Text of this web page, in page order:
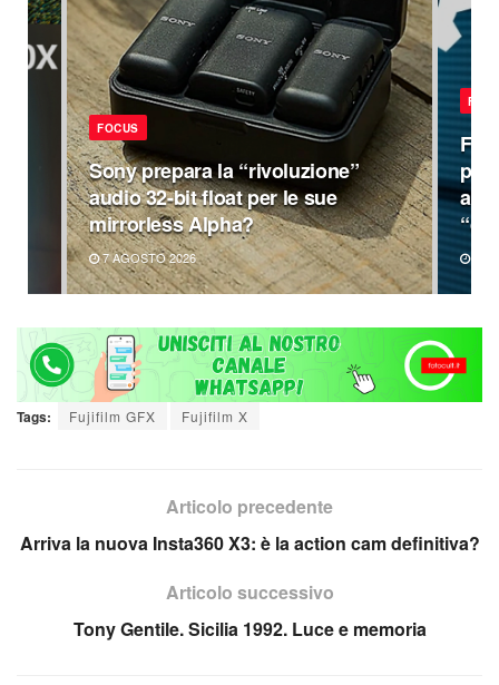
FOCUS
Sony prepara la “rivoluzione”
audio 32-bit float per le sue
mirrorless Alpha?
7 AGOSTO 2026 5
Tags: Fujifilm GFX Fujifilm X
Articolo precedente
Arriva la nuova Insta360 X3: è la action cam definitiva?
Articolo successivo
Tony Gentile. Sicilia 1992. Luce e memoria